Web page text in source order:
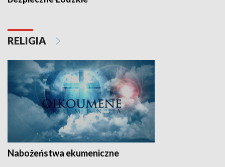
RELIGIA
Nabożeństwa ekumeniczne